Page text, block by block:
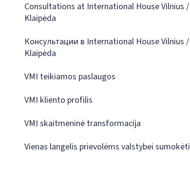
Consultations at International House Vilnius /
Klaipėda
Консультации в International House Vilnius /
Klaipėda
VMI teikiamos paslaugos
VMI kliento profilis
VMI skaitmeninė transformacija
Vienas langelis prievolėms valstybei sumokėti